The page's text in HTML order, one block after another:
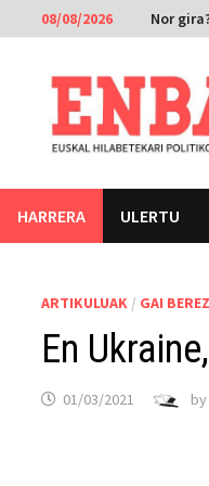
to
content
08/08/2026 Nor
HARRERA ULERTU
ARTIKULUAK / GAI
En
01/03/2021